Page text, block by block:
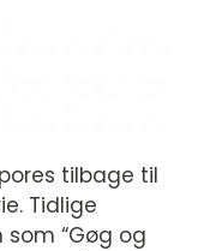
tilbage til
Tidlige
“Gøg og